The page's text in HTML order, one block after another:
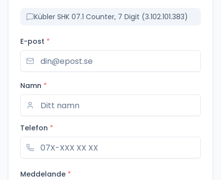
Kübler SHK 07.1 Counter, 7 Digit (3.102.101.383)
E-post *
Namn *
Telefon *
Meddelande *